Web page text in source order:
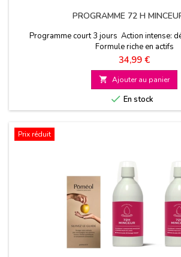
PROGRAMME 72 H
Programme court 3 jours Action intense:
Formule riche en actifs
Prix
34,99 €
 Ajouter au panier
 En stock
Prix réduit